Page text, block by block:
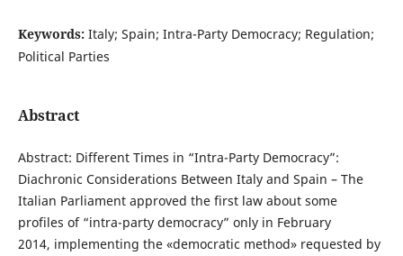
Keywords: Italy; Spain; Intra-Party Democracy; Regulation;
Political Parties
Abstract
Abstract: Different Times in “Intra-Party Democracy”:
Diachronic Considerations Between Italy and Spain – The
Italian Parliament approved the first law about some
profiles of “intra-party democracy” only in February
2014, implementing the «democratic method» requested by